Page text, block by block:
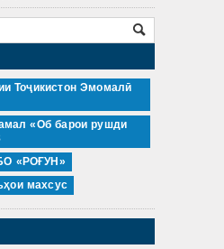
Тоҷикистон Эмомалӣ
«Об барои рушди
«РОҒУН»
махсус